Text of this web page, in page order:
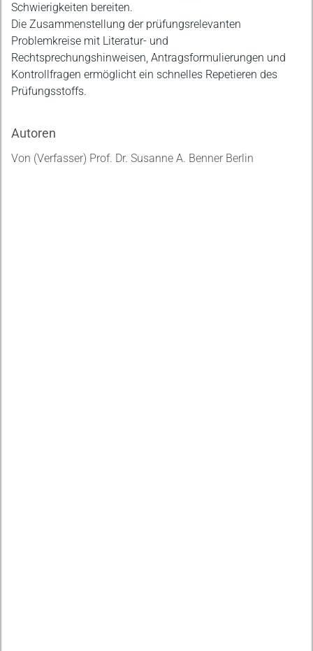
Schwierigkeiten bereiten.
Die Zusammenstellung der prüfungsrelevanten
Problemkreise mit Literatur- und
Rechtsprechungshinweisen, Antragsformulierungen und
Kontrollfragen ermöglicht ein schnelles Repetieren des
Prüfungsstoffs.
Autoren
Von (Verfasser) Prof. Dr. Susanne A. Benner Berlin